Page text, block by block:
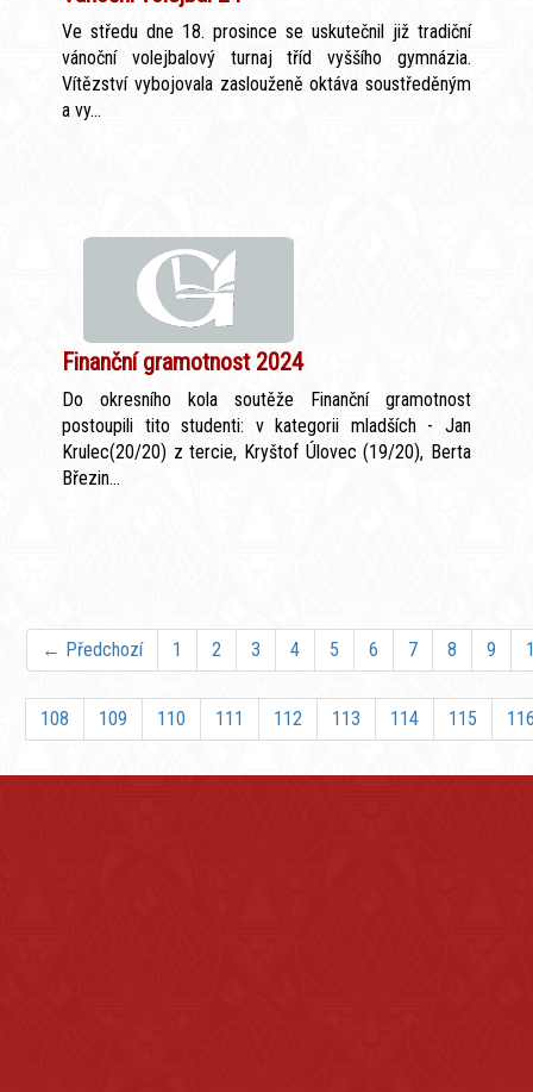
Ve středu dne 18. prosince se uskutečnil již tradiční
vánoční volejbalový turnaj tříd vyššího gymnázia.
Vítězství vybojovala zaslouženě oktáva soustředěným
a vy...
Finanční gramotnost 2024
Do okresního kola soutěže Finanční gramotnost
postoupili tito studenti: v kategorii mladších - Jan
Krulec(20/20) z tercie, Kryštof Úlovec (19/20), Berta
Březin...
← Předchozí 1 2 3 4 5 6 7 8 9
108 109 110 111 112 113 114 115